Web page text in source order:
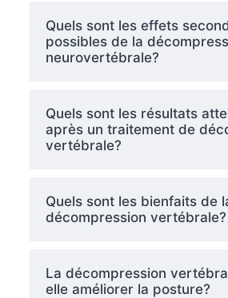
Quels sont les effets
possibles de la
neurovertébrale?
Quels sont les résultats
après un traitement de
vertébrale?
Quels sont les bienfaits de
décompression vertébrale?
La décompression
elle améliorer la posture?